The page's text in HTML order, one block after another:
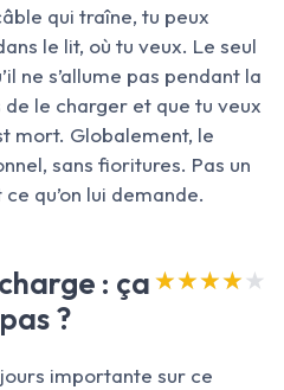
qui traîne, tu peux
le lit, où tu veux. Le seul
ne s’allume pas pendant la
le charger et que tu veux
mort. Globalement, le
sans fioritures. Pas un
qu’on lui demande.
: ça
?
★★★★★
★★★★★
importante sur ce